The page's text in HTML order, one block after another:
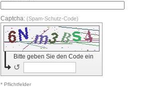
Captcha: (Spam-Schutz-Code)
Bitte geben Sie den Code ein
↺
* Pflichtfelder